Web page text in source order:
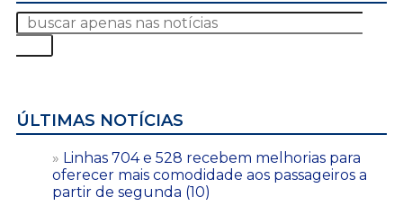
ÚLTIMAS NOTÍCIAS
Linhas 704 e 528 recebem melhorias para
oferecer mais comodidade aos passageiros a
partir de segunda (10)